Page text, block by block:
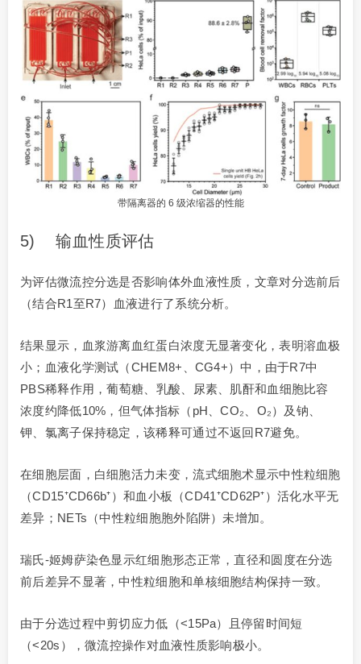
带隔离器的 6 级浓缩器的性能
5) 输血性质评估
为评估微流控分选是否影响体外血液性质，文章对分选前后
（结合R1至R7）血液进行了系统分析。
结果显示，血浆游离血红蛋白浓度无显著变化，表明溶血极
小；血液化学测试（CHEM8+、CG4+）中，由于R7中
PBS稀释作用，葡萄糖、乳酸、尿素、肌酐和血细胞比容
浓度约降低10%，但气体指标（pH、CO₂、O₂）及钠、
钾、氯离子保持稳定，该稀释可通过不返回R7避免。
在细胞层面，白细胞活力未变，流式细胞术显示中性粒细胞
（CD15⁺CD66b⁺）和血小板（CD41⁺CD62P⁺）活化水平无
差异；NETs（中性粒细胞胞外陷阱）未增加。
瑞氏-姬姆萨染色显示红细胞形态正常，直径和圆度在分选
前后差异不显著，中性粒细胞和单核细胞结构保持一致。
由于分选过程中剪切应力低（<15Pa）且停留时间短
（<20s），微流控操作对血液性质影响极小。